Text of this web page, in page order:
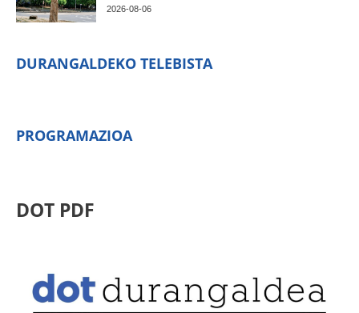
2026-08-06
DURANGALDEKO TELEBISTA
PROGRAMAZIOA
DOT PDF